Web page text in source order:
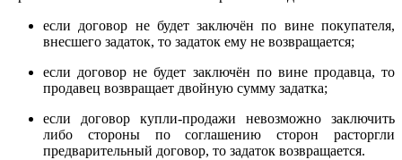
если договор не будет заключён по вине покупателя,
внесшего задаток, то задаток ему не возвращается;
если договор не будет заключён по вине продавца, то
продавец возвращает двойную сумму задатка;
если договор купли-продажи невозможно заключить
либо стороны по соглашению сторон расторгли
предварительный договор, то задаток возвращается.